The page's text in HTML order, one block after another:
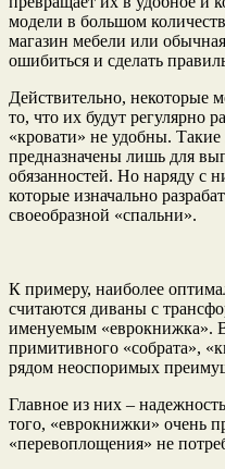
модели в большом
магазин мебели или
ошибиться и сделать
Действительно, некоторые
то, что их будут регулярно
«кровати» не удобны.
предназначены лишь для
обязанностей. Но наряду с
которые изначально
своеобразной «спальни».
К примеру, наиболее
считаются диваны с
именуемым «еврокнижка».
примитивного «собрата»,
рядом неоспоримых
Главное из них –
того, «еврокнижки» очень
«перевоплощения» не